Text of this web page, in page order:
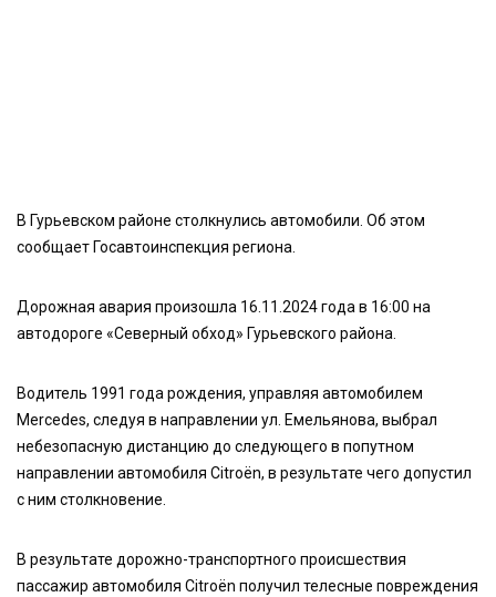
В Гурьевском районе столкнулись автомобили. Об этом
сообщает Госавтоинспекция региона.
Дорожная авария произошла 16.11.2024 года в 16:00 на
автодороге «Северный обход» Гурьевского района.
Водитель 1991 года рождения, управляя автомобилем
Mercedes, следуя в направлении ул. Емельянова, выбрал
небезопасную дистанцию до следующего в попутном
направлении автомобиля Citroën, в результате чего допустил
с ним столкновение.
В результате дорожно-транспортного происшествия
пассажир автомобиля Citroën получил телесные повреждения